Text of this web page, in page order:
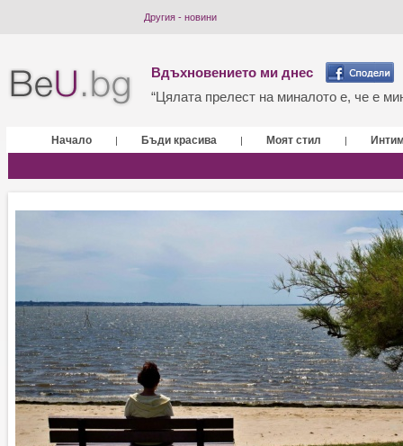
Другия - новини
Вдъхновението ми днес
“Цялата прелест на миналото е, че е
Начало | Бъди красива | Моят стил |